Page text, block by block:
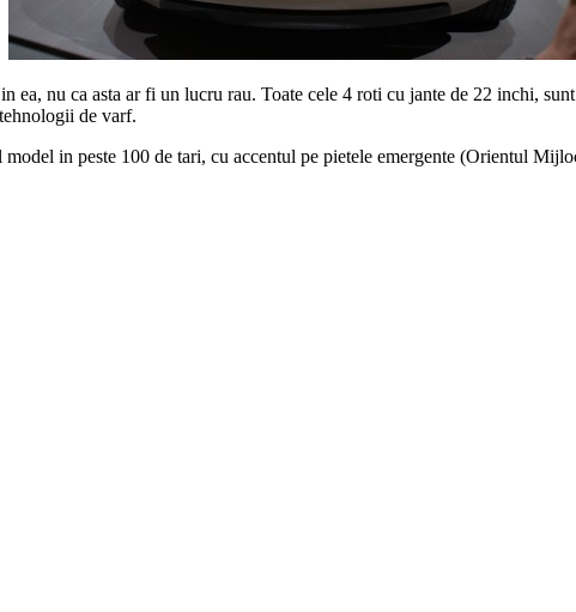
ea, nu ca asta ar fi un lucru rau. Toate cele 4 roti cu jante de 22 inchi,
de varf.
in peste 100 de tari, cu accentul pe pietele emergente (Orientul